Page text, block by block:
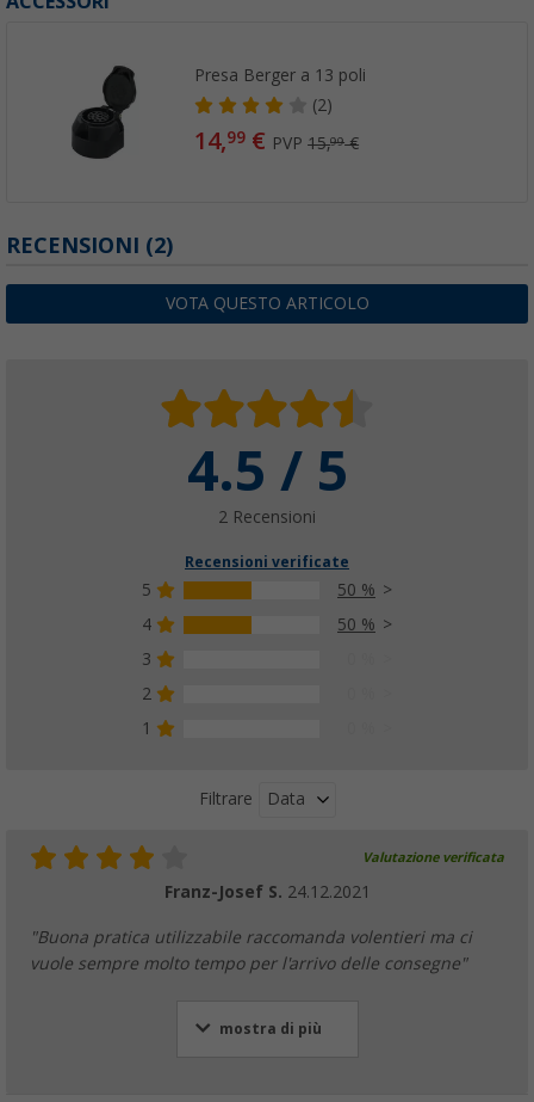
Presa Berger a 13 poli
(2)
14,99 € PVP15,99€
RECENSIONI (2)
VOTA QUESTO ARTICOLO
4.5 / 5
2 Recensioni
Recensioni verificate
5
50 %
4
50 %
3
2
1
Filtrare Data
Valutazione verificata
Franz-Josef S. 24.12.2021
"Buona pratica utilizzabile raccomanda volentieri ma ci
vuole sempre molto tempo per l'arrivo delle consegne"
mostra di più